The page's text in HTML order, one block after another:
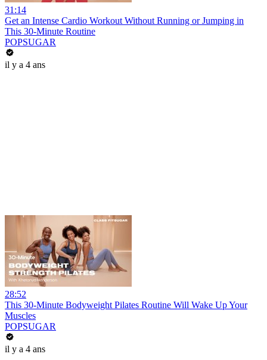
31:14
Get an Intense Cardio Workout Without Running or Jumping in
This 30-Minute Routine
POPSUGAR
il y a 4 ans
28:52
This 30-Minute Bodyweight Pilates Routine Will Wake Up Your
Muscles
POPSUGAR
il y a 4 ans